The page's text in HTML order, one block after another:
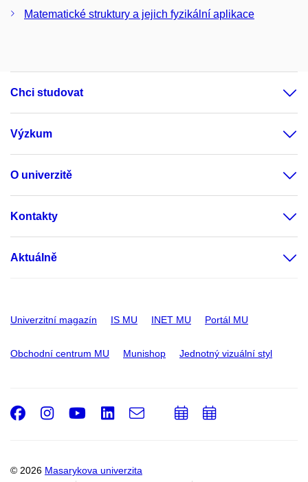
Matematické struktury a jejich fyzikální aplikace
Chci studovat
Výzkum
O univerzitě
Kontakty
Aktuálně
Univerzitní magazín IS MU INET MU Portál MU
Obchodní centrum MU Munishop Jednotný vizuální styl
© 2026 Masarykova univerzita
Facebook
Instagram
Youtube
LinkedIn
e-
PřidatPřidat